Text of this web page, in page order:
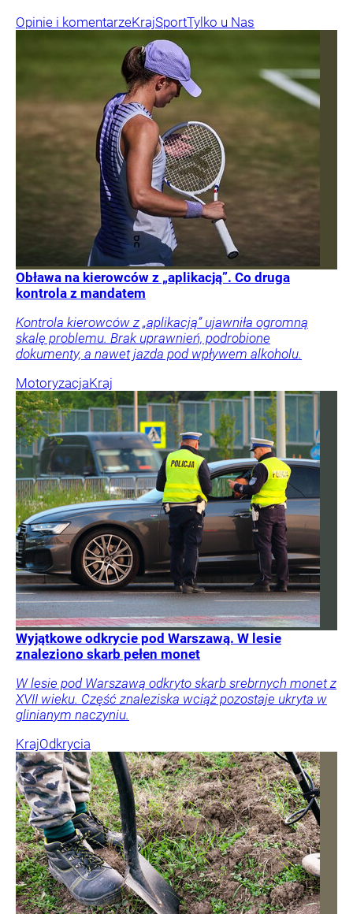
Opinie i komentarzeKrajSportTylko u Nas
Obława na kierowców z „aplikacją”. Co druga
kontrola z mandatem
Kontrola kierowców z „aplikacją” ujawniła ogromną
skalę problemu. Brak uprawnień, podrobione
dokumenty, a nawet jazda pod wpływem alkoholu.
MotoryzacjaKraj
Wyjątkowe odkrycie pod Warszawą. W lesie
znaleziono skarb pełen monet
W lesie pod Warszawą odkryto skarb srebrnych monet z
XVII wieku. Część znaleziska wciąż pozostaje ukryta w
glinianym naczyniu.
KrajOdkrycia